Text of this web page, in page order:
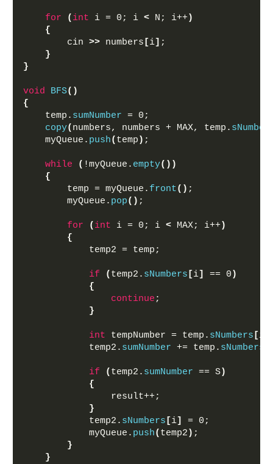
for ( int i = 0; i < N; i++)
{
        cin
>> numbers [i] ;
}
}
void BFS()
{
    temp.
sumNumber = 0;
copy( numbers, numbers + MAX, temp.
    myQueue.
push( temp ) ;
while ( !myQueue. empty())
{
        temp = myQueue.
front() ;
        myQueue.
pop() ;
for ( int i = 0; i < MAX; i++)
{
            temp2 = temp;
if ( temp2. sNumbers [i] == 0 )
{
continue;
}
int tempNumber = temp. sNumbers [i
            temp2.
sumNumber += temp. sNumbers
if ( temp2. sumNumber == S)
{
                result++;
}
            temp2.
sNumbers [i]
= 0;
            myQueue.
push( temp2 ) ;
}
}